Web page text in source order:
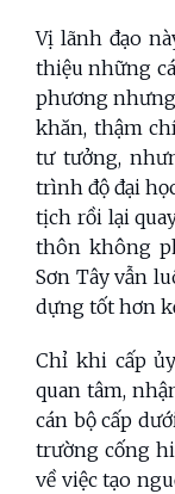
Vị lãnh đạo
thiệu những
phương
khăn, thậm
tư tưởng,
trình độ đại
tịch rồi lại
thôn không
Sơn Tây vẫn
dựng tốt hơn
Chỉ khi cấp
quan tâm,
cán bộ cấp
trường cống
về việc tạo